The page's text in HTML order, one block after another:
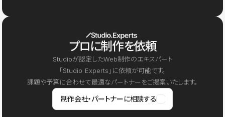
プロに制作を依頼
Studioが認定したWeb制作のエキスパート
「Studio Experts」に依頼が可能です。
課題や予算に合わせて最適なパートナーをご提案いたします。
制作会社・パートナーに相談する